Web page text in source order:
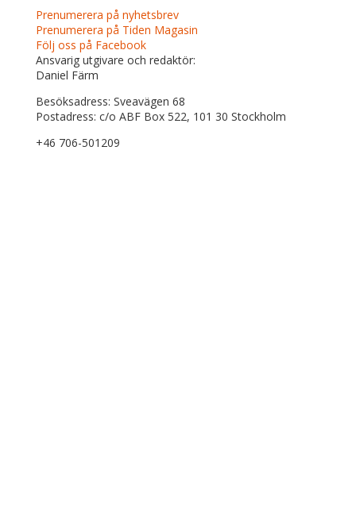
Prenumerera på nyhetsbrev
Prenumerera på Tiden Magasin
Följ oss på Facebook
Ansvarig utgivare och redaktör:
Daniel Färm
Besöksadress: Sveavägen 68
Postadress: c/o ABF Box 522, 101 30 Stockholm
+46 706-501209